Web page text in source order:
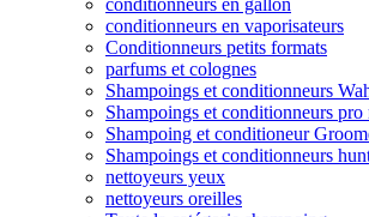
conditionneurs en gallon
conditionneurs en vaporisateurs
Conditionneurs petits formats
parfums et colognes
Shampoings et conditionneurs
Shampoings et conditionneurs pro
Shampoing et conditioneur
Shampoings et conditionneurs
nettoyeurs yeux
nettoyeurs oreilles